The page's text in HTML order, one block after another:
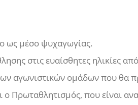
ως μέσο ψυχαγωγίας.
στις ευαίσθητες ηλικίες
αγωνιστικών ομάδων που θα
Πρωταθλητισμός, που είναι